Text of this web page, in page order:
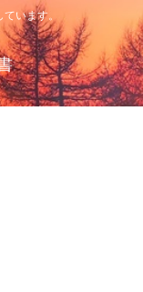
います。